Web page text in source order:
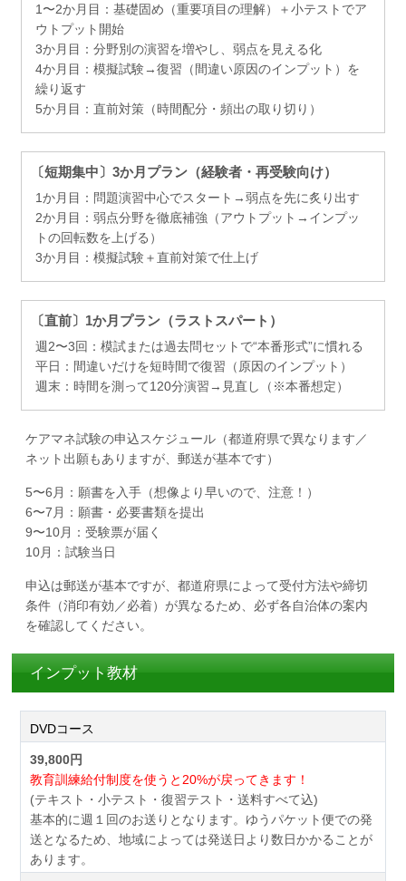
1〜2か月目：基礎固め（重要項目の理解）＋小テストでア
ウトプット開始
3か月目：分野別の演習を増やし、弱点を見える化
4か月目：模擬試験→復習（間違い原因のインプット）を
繰り返す
5か月目：直前対策（時間配分・頻出の取り切り）
〔短期集中〕3か月プラン（経験者・再受験向け）
1か月目：問題演習中心でスタート→弱点を先に炙り出す
2か月目：弱点分野を徹底補強（アウトプット→インプッ
トの回転数を上げる）
3か月目：模擬試験＋直前対策で仕上げ
〔直前〕1か月プラン（ラストスパート）
週2〜3回：模試または過去問セットで“本番形式”に慣れる
平日：間違いだけを短時間で復習（原因のインプット）
週末：時間を測って120分演習→見直し（※本番想定）
ケアマネ試験の申込スケジュール（都道府県で異なります／
ネット出願もありますが、郵送が基本です）
5〜6月：願書を入手（想像より早いので、注意！）
6〜7月：願書・必要書類を提出
9〜10月：受験票が届く
10月：試験当日
申込は郵送が基本ですが、都道府県によって受付方法や締切
条件（消印有効／必着）が異なるため、必ず各自治体の案内
を確認してください。
インプット教材
DVDコース
39,800円
教育訓練給付制度を使うと20%が戻ってきます！
(テキスト・小テスト・復習テスト・送料すべて込)
基本的に週１回のお送りとなります。ゆうパケット便での発
送となるため、地域によっては発送日より数日かかることが
あります。